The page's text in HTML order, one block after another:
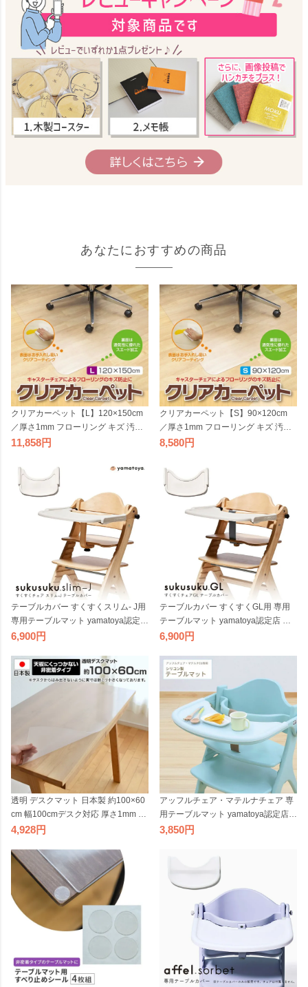
あなたにおすすめの商品
クリアカーペット【L】120×150cm
／厚さ1mm フローリング キズ 汚れ
防止 透明 マット デスクカーペット
ャスター 椅子 傷防止
11,858
クリアカーペット【S】90×120cm
／厚さ1mm フローリング キズ 汚れ
防止 透明 マット デスクカーペット
ャスター 椅子 床 ゆか キャスター 椅
子 傷防止
8,580
テーブルカバー すくすくスリム- J用
専用テーブルマット yamatoya認定店
シリコン製 汚れ防止 傷防止 テーブ
用品
6,900
テーブルカバー すくすくGL用 専用
テーブルマット yamatoya認定店 シ
リコン製 汚れ防止 傷防止 テーブル
品
6,900
透明 デスクマット 日本製 約100×60
cm 幅100cmデスク対応 厚さ1mm 長
方形 学習机 スティック Stick 杉工場
ビッグモリーズ
4,928
アッフルチェア・マテルナチェア 専
用テーブルマット yamatoya認定店
シリコン製 汚れ防止 傷防止 テーブ
3,850